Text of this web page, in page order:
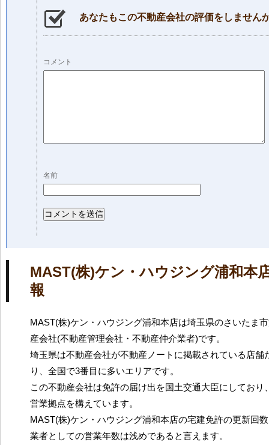
あなたもこの不動産会社の評価をしません
コメント
名前
MAST(株)ケン・ハウジング浦和本
報
MAST(株)ケン・ハウジング浦和本店は埼玉県のさいたま
産会社(不動産管理会社・不動産仲介業者)です。
埼玉県は不動産会社が不動産ノートに掲載されている店舗
り、全国で3番目に多いエリアです。
この不動産会社は免許の届け出を国土交通大臣にしており
営業拠点を構えています。
MAST(株)ケン・ハウジング浦和本店の宅建免許の更新回
業者としての営業年数は浅めであると言えます。